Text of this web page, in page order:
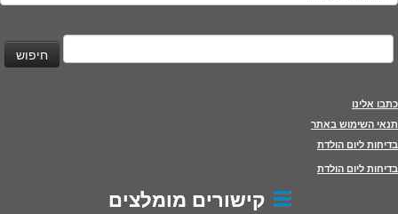
כתבו אלינו
תנאי השימוש באתר
בדיחות ליום הולדת
בדיחות ליום הולדת
קישורים מומלצים